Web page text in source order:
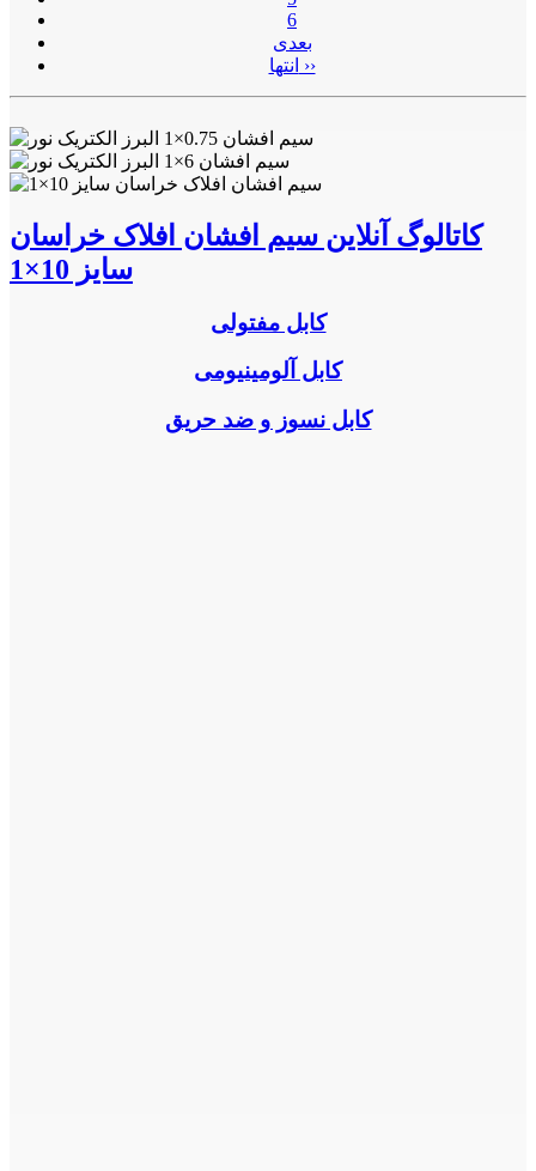
6
بعدی
انتها ››
کاتالوگ آنلاین سیم افشان افلاک خراسان
سایز 10×1
کابل مفتولی
کابل آلومینیومی
کابل نسوز و ضد حریق